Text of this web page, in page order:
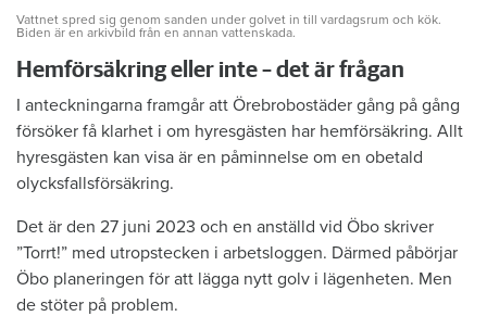
Vattnet spred sig genom sanden under golvet in till vardagsrum och kök.
Biden är en arkivbild från en annan vattenskada.
Hemförsäkring eller inte – det är frågan
I anteckningarna framgår att Örebrobostäder gång på gång
försöker få klarhet i om hyresgästen har hemförsäkring. Allt
hyresgästen kan visa är en påminnelse om en obetald
olycksfallsförsäkring.
Det är den 27 juni 2023 och en anställd vid Öbo skriver
”Torrt!” med utropstecken i arbetsloggen. Därmed påbörjar
Öbo planeringen för att lägga nytt golv i lägenheten. Men
de stöter på problem.